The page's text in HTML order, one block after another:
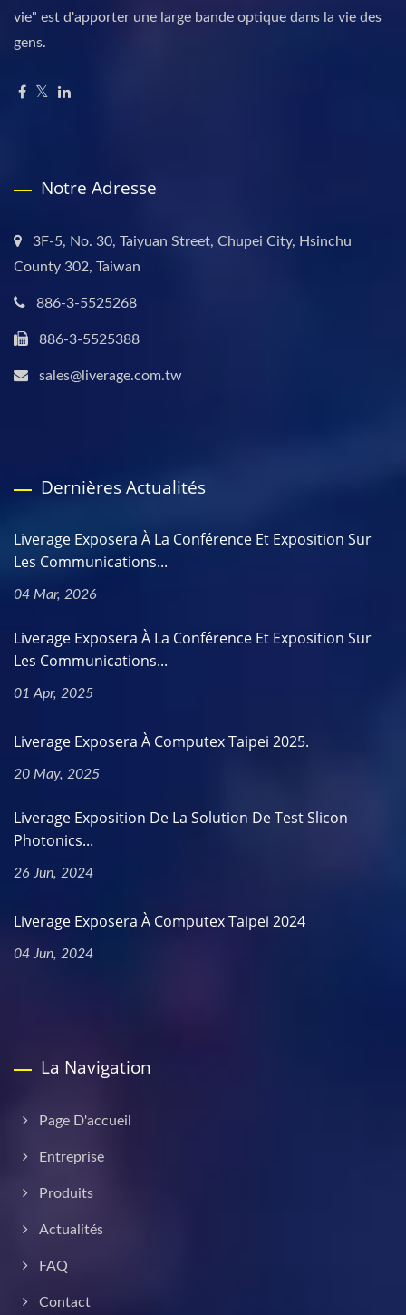
vie" est d'apporter une large bande optique dans la vie des
gens.
Notre Adresse
3F-5, No. 30, Taiyuan Street, Chupei City, Hsinchu
County 302, Taiwan
886-3-5525268
886-3-5525388
sales@liverage.com.tw
Dernières Actualités
Liverage Exposera À La Conférence Et Exposition Sur
Les Communications...
04 Mar, 2026
Liverage Exposera À La Conférence Et Exposition Sur
Les Communications...
01 Apr, 2025
Liverage Exposera À Computex Taipei 2025.
20 May, 2025
Liverage Exposition De La Solution De Test Slicon
Photonics...
26 Jun, 2024
Liverage Exposera À Computex Taipei 2024
04 Jun, 2024
La Navigation
Page D'accueil
Entreprise
Produits
Actualités
FAQ
Contact